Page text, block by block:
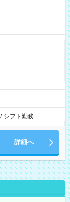
/ シフト勤務
詳細へ